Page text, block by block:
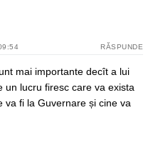
RĂSPUNDE
mai importante decît a lui
un lucru firesc care va exista
va fi la Guvernare și cine va